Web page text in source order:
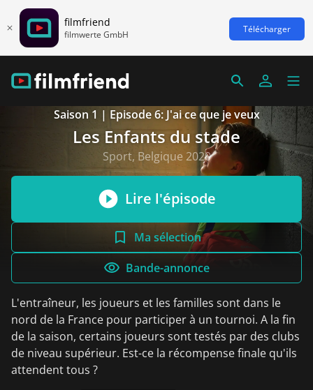
filmfriend
filmwerte GmbH Télécharger
Saison 1 | Episode 6: J'ai ce que je veux
Les Enfants du stade
Sport, Belgique 2020
Lire l'épisode
Ma sélection
Bande-annonce
L'entraîneur, les joueurs et les familles sont dans le
nord de la France pour participer à un tournoi. A la fin
de la saison, certains joueurs sont testés par des clubs
de niveau supérieur. Est-ce la récompense finale qu'ils
attendent tous ?